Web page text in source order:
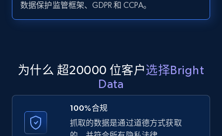
12K+ 1.3K+ 注册使用
LinkedIn posts
URL, ID, User id, Use url, Title, Headline, Post
11.3K+ 1.5K+ 注册使用
数据保护监管框架、GDPR 和 CCPA。
为什么 超20000 位客户选择Bright
Data
100%合规
抓取的数据是通过道德方式获取